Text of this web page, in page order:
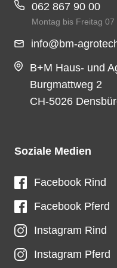
062 867 90 00
Montag bis Freitag
info@bm-
B+M Haus- und
Burgmattweg 2
CH-5026
Soziale Medien
Facebook Rind
Facebook Pferd
Instagram Rind
Instagram Pferd